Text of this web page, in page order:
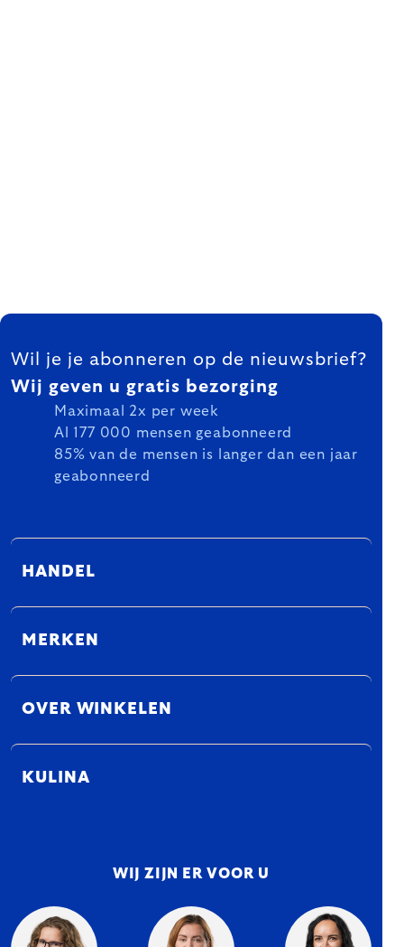
FOOTER
Wil je je abonneren op de nieuwsbrief?
Wij geven u gratis bezorging
Maximaal 2x per week
Al 177 000 mensen geabonneerd
85% van de mensen is langer dan een jaar
geabonneerd
HANDEL
MERKEN
OVER WINKELEN
KULINA
WIJ ZIJN ER VOOR U